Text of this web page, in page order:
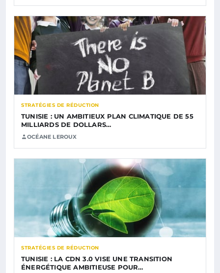
STRATÉGIES DE RÉDUCTION
TUNISIE : UN AMBITIEUX PLAN CLIMATIQUE DE 55
MILLIARDS DE DOLLARS…
OCÉANE LEROUX
STRATÉGIES DE RÉDUCTION
TUNISIE : LA CDN 3.0 VISE UNE TRANSITION
ÉNERGÉTIQUE AMBITIEUSE POUR…